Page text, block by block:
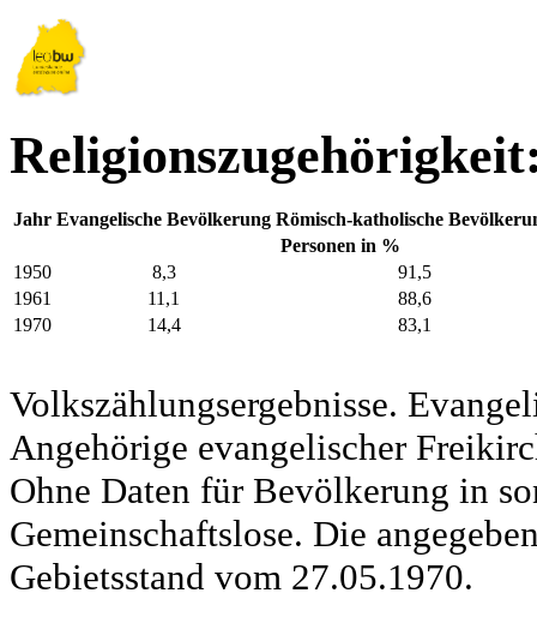
Jahr Evangelische Bevölkerung Römisch-katholische
Personen in %
1950
8,3
91,5
1961
11,1
88,6
1970
14,4 83,1
Volkszählungsergebnisse.
Angehörige evangelischer
Ohne Daten für Bevölkerung in
Gemeinschaftslose. Die
Gebietsstand vom 27.05.1970.